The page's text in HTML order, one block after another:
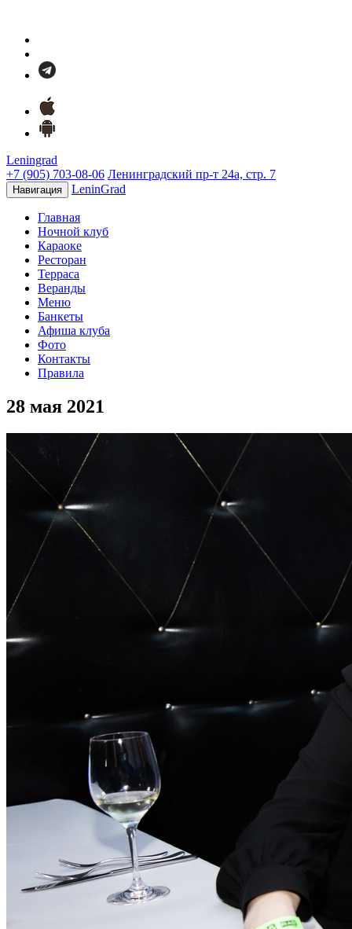
Leningrad
+7 (905) 703-08-06 Ленинградский пр-т 24а, стр. 7
Навигация LeninGrad
Главная
Ночной клуб
Караоке
Ресторан
Терраса
Веранды
Меню
Банкеты
Афиша клуба
Фото
Контакты
Правила
28 мая 2021